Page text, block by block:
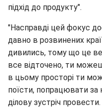
підхід до продукту".
"Насправді цей фокус
давно в розвинених
дивились, тому що це
все відточено, ти
в цьому просторі ти
поїсти, попрацювати за
ділову зустріч